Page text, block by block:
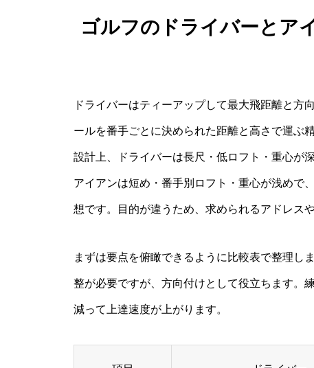
ゴルフのドライバーとア
ドライバーはティーアップして最大飛距離と方
ールを番手ごとに決められた距離と高さで運ぶ
設計上、ドライバーは長尺・低ロフト・重心が
アイアンは短め・番手別ロフト・重心が浅めで
想です。目的が違うため、求められるアドレス
まずは要点を俯瞰できるように比較表で整理し
整が必要ですが、方向付けとして役立ちます。
減って上達速度が上がります。